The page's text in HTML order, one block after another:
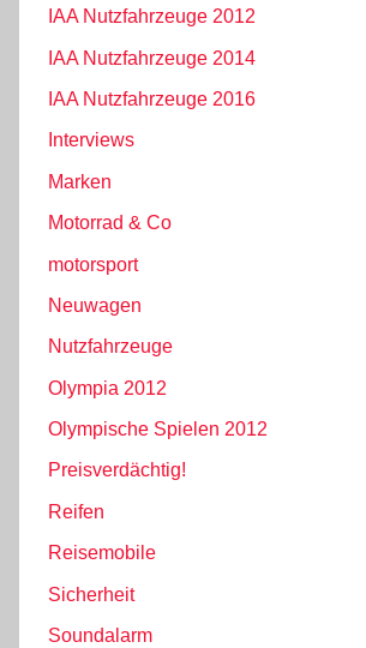
IAA Nutzfahrzeuge 2012
IAA Nutzfahrzeuge 2014
IAA Nutzfahrzeuge 2016
Interviews
Marken
Motorrad & Co
motorsport
Neuwagen
Nutzfahrzeuge
Olympia 2012
Olympische Spielen 2012
Preisverdächtig!
Reifen
Reisemobile
Sicherheit
Soundalarm